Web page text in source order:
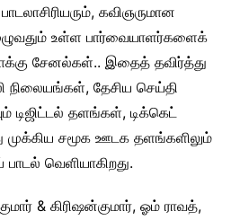
கவிஞருமான
உள்ள பார்வையாளர்களைக்
சேனல்கள்.. இதைத் தவிர்த்து
நிலையங்கள், தேசிய செய்தி
தளங்கள், டிக்கெட்
சமூக ஊடக தளங்களிலும்
வெளியாகிறது.
& கிரிஷன்குமார், ஓம் ராவத்,